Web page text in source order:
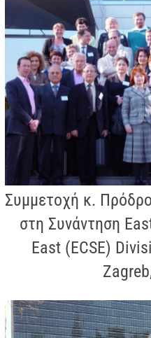
Συμμετοχή κ.
στη Συνάντηση
East (ECSE)